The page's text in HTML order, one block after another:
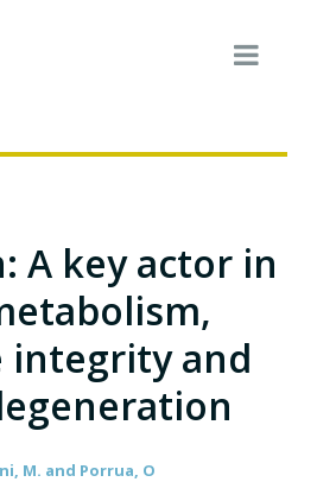
A key actor in
integrity and
M. and Porrua, O